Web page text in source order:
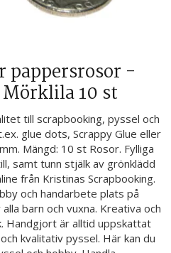
pappersrosor -
10 st
till scrapbooking, pyssel och
glue dots, Scrappy Glue eller
Mängd: 10 st Rosor. Fylliga
samt tunn stjälk av grönklädd
från Kristinas Scrapbooking.
och handarbete plats på
barn och vuxna. Kreativa och
Handgjort är alltid uppskattat
kvalitativ pyssel. Här kan du